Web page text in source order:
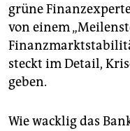
grüne
von einem
steckt im Detail,
geben.
Wie wacklig das